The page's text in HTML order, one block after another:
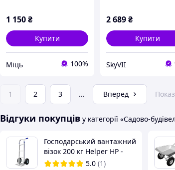
1 150₴
Купити
Міць 100%
2 689₴
Купити
SkyVII
1 2 3 ... Вперед
Відгуки покупців у категорії «Садово-
Господарський вантажний
візок 200 кг Helper HP -
1206 двоколісна складська
5.0 (1)